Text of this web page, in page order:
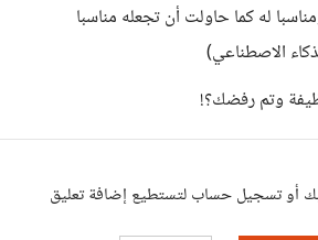
له كما حاولت أن تجعله مناسبا
الاصطناعي)
وتم رفضك؟!
أو تسجيل حساب لتستطيع إضافة تعليق